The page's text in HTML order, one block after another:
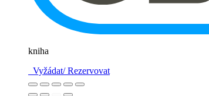
kniha
Vyžádat/ Rezervovat